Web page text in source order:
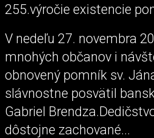
255.výročie existencie
V nedeľu 27. novembra
mnohých občanov i
obnovený pomník sv.
slávnostne posvätil
Gabriel
dôstojne zachované...